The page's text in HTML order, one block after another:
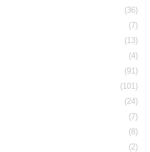
(36)
(7)
(13)
(4)
(91)
(101)
(24)
(7)
(8)
(2)